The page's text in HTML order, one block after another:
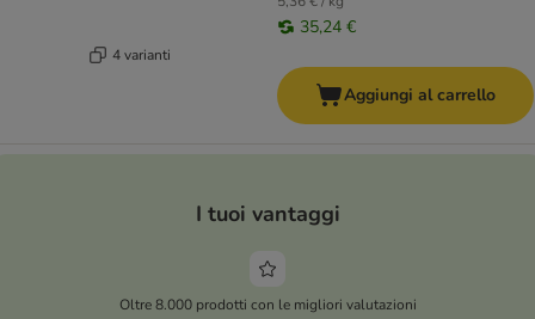
4 varianti
35,24 €
Aggiungi al carrello
I tuoi vantaggi
Oltre 8.000 prodotti con le migliori valutazioni